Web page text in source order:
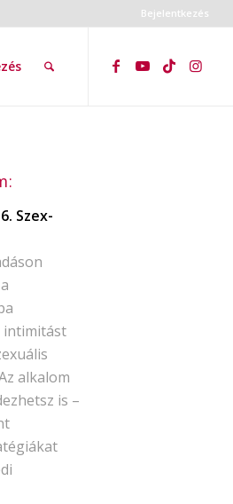
Bejelentkezés
Szex-
intimitást
alkalom
is –